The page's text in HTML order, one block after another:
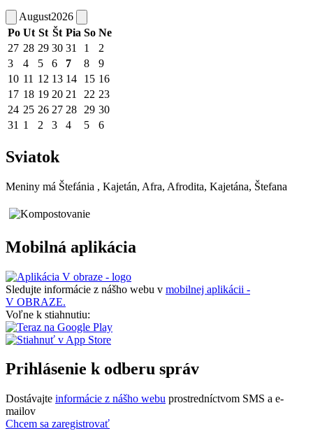
August2026
Po Ut St Št Pia So Ne
27 28 29 30 31 1
2
3
4 5 6 7 8
9
10 11 12 13 14 15 16
17 18 19 20 21 22 23
24 25 26 27 28 29 30
31 1 2 3 4 5 6
Sviatok
Meniny má Štefánia , Kajetán, Afra, Afrodita, Kajetána, Štefana
Mobilná aplikácia
Sledujte informácie z nášho webu v mobilnej aplikácii -
V OBRAZE.
Voľne k stiahnutiu:
Prihlásenie k odberu správ
Dostávajte informácie z nášho webu prostredníctvom SMS a e-
mailov
Chcem sa zaregistrovať